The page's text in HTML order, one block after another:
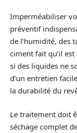
Imperméabiliser
préventif
de l’humidité, des
ciment fait qu’il
si des liquides ne
d’un entretien
la durabilité du
Le traitement doit
séchage complet